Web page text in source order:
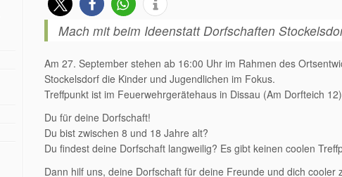
Mach mit beim Ideenstatt Dorfschaften
Am 27. September stehen ab 16:00 Uhr im Rahmen des
Stockelsdorf die Kinder und Jugendlichen im Fokus.
Treffpunkt ist im Feuerwehrgerätehaus in Dissau (Am Dorfteich
Du für deine Dorfschaft!
Du bist zwischen 8 und 18 Jahre alt?
Du findest deine Dorfschaft langweilig? Es gibt keinen coolen
Dann hilf uns, deine Dorfschaft für deine Freunde und dich